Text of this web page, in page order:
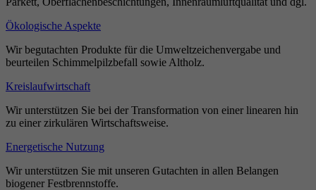
Ökologische Aspekte
Wir begutachten Produkte für die Umweltzeichenvergabe und
beurteilen Schimmelpilzbefall sowie Altholz.
Kreislaufwirtschaft
Wir unterstützen Sie bei der Transformation von einer linearen hin
zu einer zirkulären Wirtschaftsweise.
Energetische Nutzung
Wir unterstützen Sie mit unseren Gutachten in allen Belangen
biogener Festbrennstoffe.